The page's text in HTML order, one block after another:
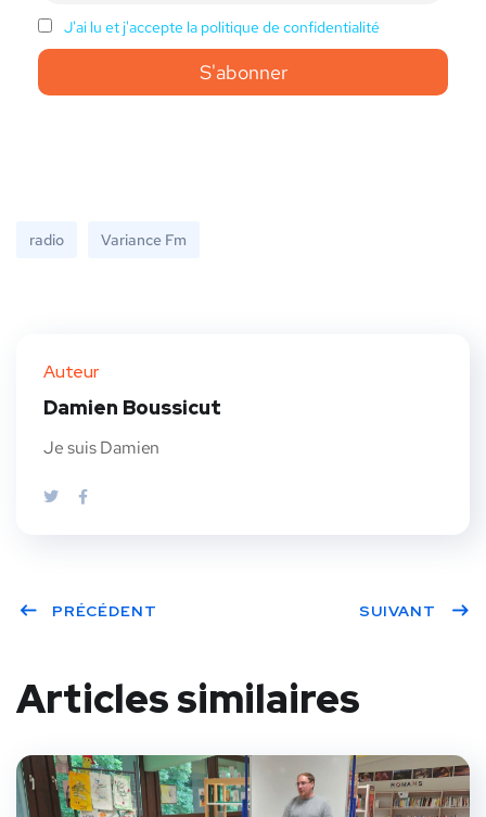
J'ai lu et j'accepte la politique de confidentialité
radio Variance Fm
Auteur
Damien Boussicut
Je suis Damien
PRÉCÉDENT SUIVANT
Articles similaires